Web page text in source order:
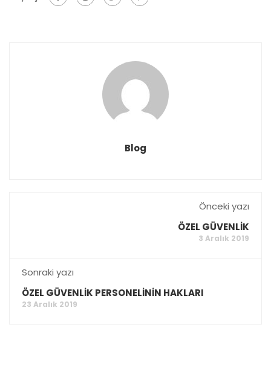
Blog
Önceki yazı
ÖZEL GÜVENLİK
3 Aralık 2019
Sonraki yazı
ÖZEL GÜVENLİK PERSONELİNİN HAKLARI
23 Aralık 2019